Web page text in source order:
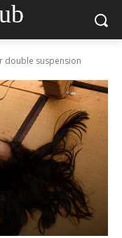
double suspension